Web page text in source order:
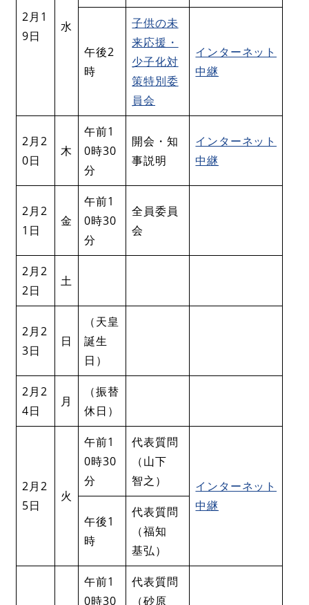
2月1
9日
水
午後2
時
子供の未
来応援・
少子化対
策特別委
員会
インターネット
中継
2月2
0日
木
午前1
0時30
分
開会・知
事説明
インターネット
中継
2月2
1日
金
午前1
0時30
分
全員委員
会
2月2
2日
土
2月2
3日
日
（天皇
誕生
日）
2月2
4日
月
（振替
休日）
2月2
5日
火
午前1
0時30
分
代表質問
（山下
智之）
インターネット
中継
午後1
時
代表質問
（福知
基弘）
午前1
0時30
代表質問
（砂原